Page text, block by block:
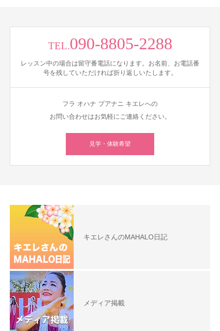
TEL.090-8805-2288
レッスン中の場合は留守番電話になります。お名前、お電話番
号を残していただければ折り返しいたします。
フラ オハナ プアナニ キエレへの
お問い合わせはお気軽にご連絡ください。
見学・体験希望
キエレさんのMAHALO日記
メディア掲載